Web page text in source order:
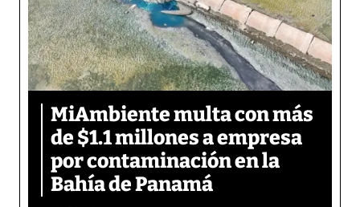
MiAmbiente multa con más
de $1.1 millones a empresa
por contaminación en la
Bahía de Panamá